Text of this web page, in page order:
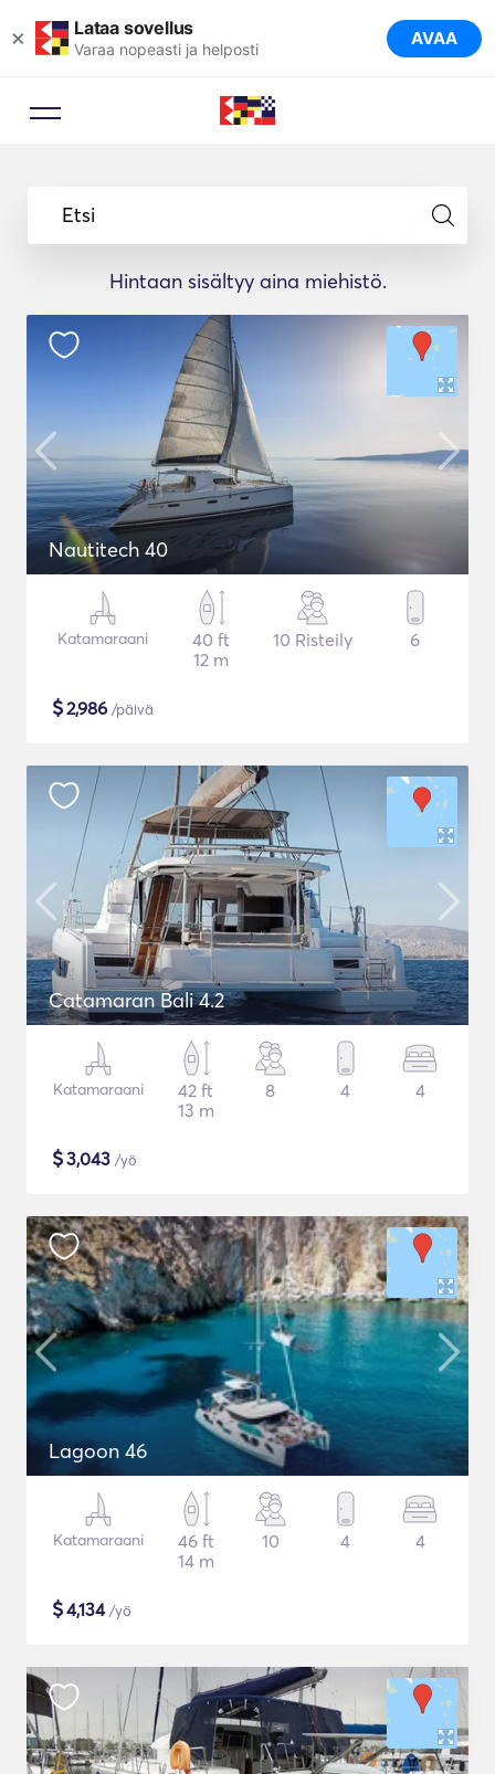
× Lataa sovellus
Varaa nopeasti ja helposti AVAA
Etsi
Hintaan sisältyy aina miehistö.
Nautitech 40
Katamaraani
40 ft
12 m
10 Risteily 6
$2,986 /päivä
Catamaran Bali 4.2
Katamaraani
42 ft
13 m
8 4 4
$3,043 /yö
Lagoon 46
Katamaraani
46 ft
14 m
10 4 4
$4,134/yö